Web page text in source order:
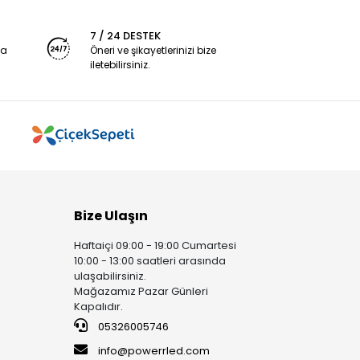
7 / 24 DESTEK
Öneri ve şikayetlerinizi bize
iletebilirsiniz.
Bize Ulaşın
Haftaiçi 09:00 - 19:00 Cumartesi
10:00 - 13:00 saatleri arasında
ulaşabilirsiniz.
Mağazamız Pazar Günleri
Kapalıdır.
05326005746
info@powerrled.com